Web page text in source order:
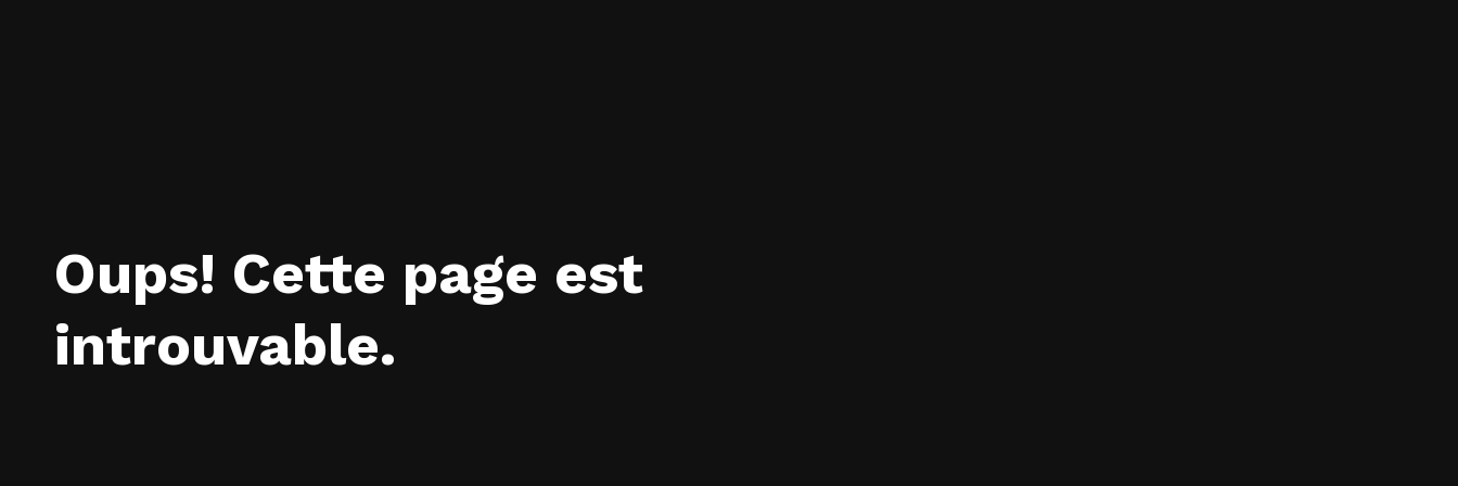
Oups! Cette page est
introuvable.